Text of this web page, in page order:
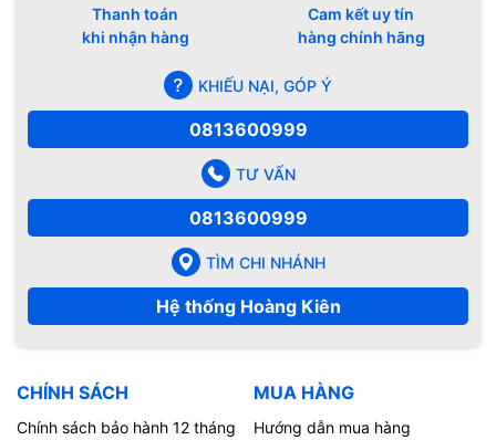
Thanh toán
khi nhận hàng
Cam kết uy tín
hàng chính hãng
KHIẾU NẠI, GÓP Ý
0813600999
TƯ VẤN
0813600999
TÌM CHI NHÁNH
Hệ thống Hoàng Kiên
CHÍNH SÁCH
Chính sách bảo hành 12 tháng
MUA HÀNG
Hướng dẫn mua hàng